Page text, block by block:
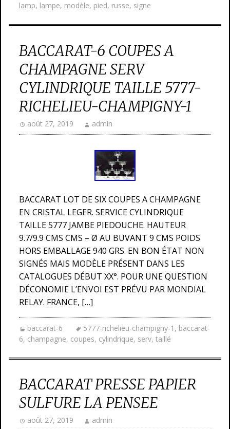
lamp, lampe, modèle, pied, russe, signe
BACCARAT-6 COUPES A
CHAMPAGNE SERV
CYLINDRIQUE TAILLE 5777-
RICHELIEU-CHAMPIGNY-1
août 27, 2019 admin
BACCARAT LOT DE SIX COUPES A CHAMPAGNE
EN CRISTAL LEGER. SERVICE CYLINDRIQUE
TAILLE 5777 JAMBE PIEDOUCHE. HAUTEUR
9.7/9.9 CMS CMS – Ø AU BUVANT 9 CMS POIDS
HORS EMBALLAGE 940 GRS. EN BON ÉTAT NON
SIGNÉS MAIS MODÈLE PRÉSENT DANS LES
CATALOGUES DÉBUT XX°. POUR UNE QUESTION
DÉCONOMIE L’ENVOI EST PRÉVU PAR MONDIAL
RELAY. FRANCE, […]
baccarat-6 5777-richelieu-champigny-1 , baccarat-
6, champagne, coupes, cylindrique, serv, taillé
BACCARAT PRESSE PAPIER
SULFURE LA PENSEE
août 27, 2019 admin